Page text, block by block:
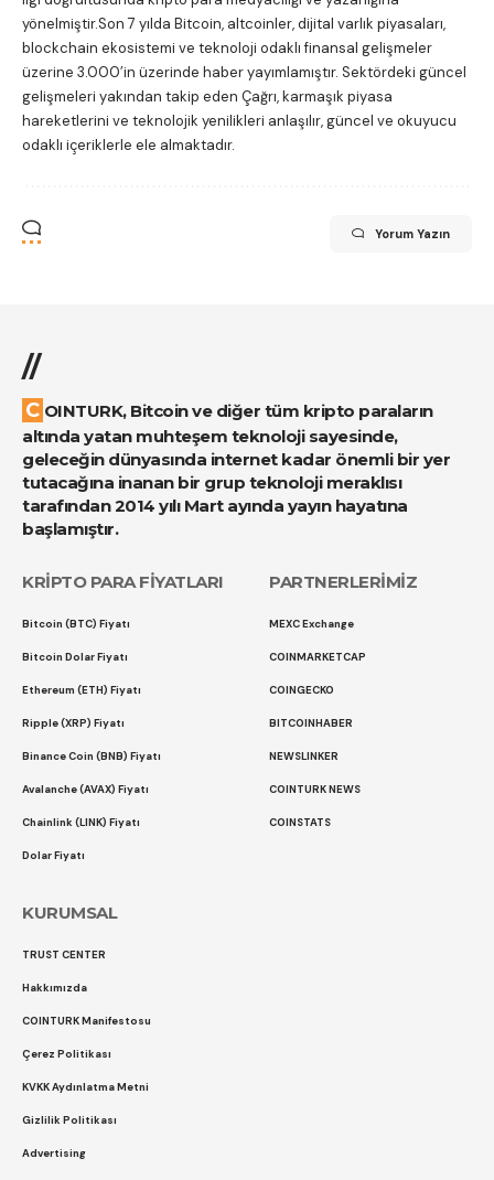
yönelmiştir.Son 7 yılda Bitcoin, altcoinler, dijital varlık piyasaları,
blockchain ekosistemi ve teknoloji odaklı finansal gelişmeler
üzerine 3.000’in üzerinde haber yayımlamıştır. Sektördeki güncel
gelişmeleri yakından takip eden Çağrı, karmaşık piyasa
hareketlerini ve teknolojik yenilikleri anlaşılır, güncel ve okuyucu
odaklı içeriklerle ele almaktadır.
Yorum Yazın
//
COINTURK, Bitcoin ve diğer tüm kripto paraların
altında yatan muhteşem teknoloji sayesinde,
geleceğin dünyasında internet kadar önemli bir yer
tutacağına inanan bir grup teknoloji meraklısı
tarafından 2014 yılı Mart ayında yayın hayatına
başlamıştır.
KRİPTO PARA FİYATLARI
Bitcoin (BTC) Fiyatı
Bitcoin Dolar Fiyatı
Ethereum (ETH) Fiyatı
Ripple (XRP) Fiyatı
Binance Coin (BNB) Fiyatı
Avalanche (AVAX) Fiyatı
Chainlink (LINK) Fiyatı
Dolar Fiyatı
PARTNERLERİMİZ
MEXC Exchange
COINMARKETCAP
COINGECKO
BITCOINHABER
NEWSLINKER
COINTURK NEWS
COINSTATS
KURUMSAL
TRUST CENTER
Hakkımızda
COINTURK Manifestosu
Çerez Politikası
KVKK Aydınlatma Metni
Gizlilik Politikası
Advertising